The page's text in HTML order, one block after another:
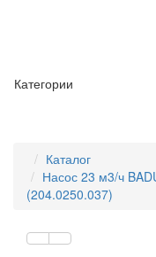
Категории
Каталог
Насос 23 м3/ч
(204.0250.037)